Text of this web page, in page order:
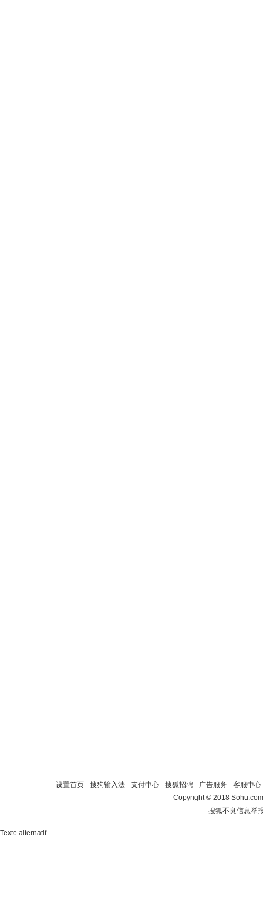
设置首页 - 搜狗输入法 - 支付中心 - 搜狐招聘 - 广告服务 - 客服中心
Copyright©2018
搜狐不良信息举
Texte alternatif